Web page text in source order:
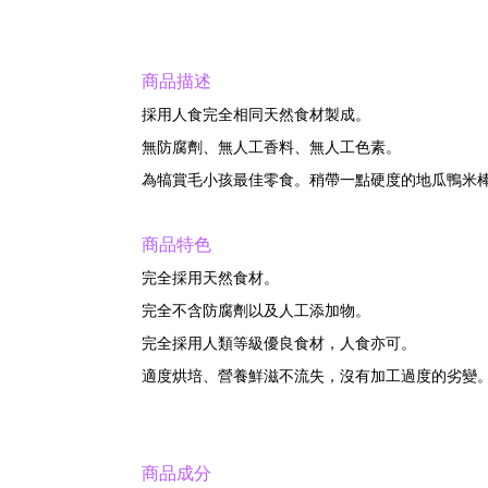
商品描述
採用人食完全相同天然食材製成。
無防腐劑、無人工香料、無人工色素。
為犒賞毛小孩最佳零食。稍帶一點硬度的地瓜鴨米
商品特色
完全採用天然食材。
完全不含防腐劑以及人工添加物。
完全採用人類等級優良食材，人食亦可。
適度烘培、營養鮮滋不流失，沒有加工過度的劣變
商品成分